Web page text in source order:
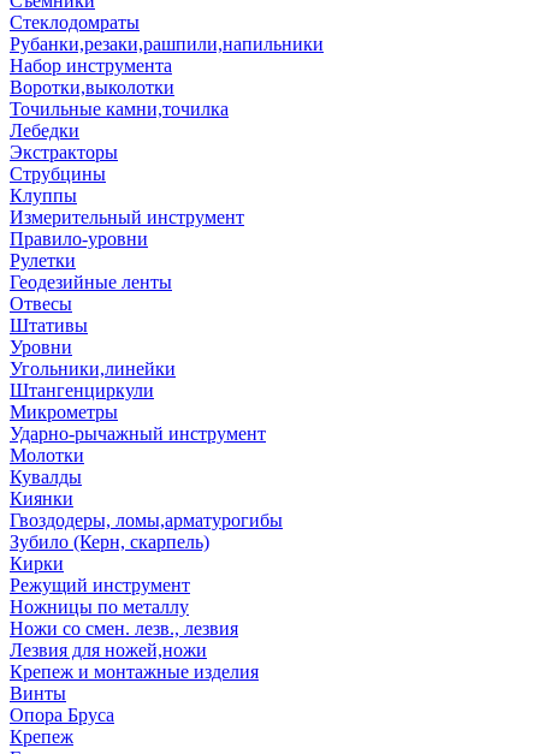
Стеклодомраты
Рубанки,резаки,рашпили,напильники
Набор инструмента
Воротки,выколотки
Точильные камни,точилка
Лебедки
Экстракторы
Струбцины
Клуппы
Измерительный инструмент
Правило-уровни
Рулетки
Геодезийные ленты
Отвесы
Штативы
Уровни
Угольники,линейки
Штангенциркули
Микрометры
Ударно-рычажный инструмент
Молотки
Кувалды
Киянки
Гвоздодеры, ломы,арматурогибы
Зубило (Керн, скарпель)
Кирки
Режущий инструмент
Ножницы по металлу
Ножи со смен. лезв., лезвия
Лезвия для ножей,ножи
Крепеж и монтажные изделия
Винты
Опора Бруса
Крепеж